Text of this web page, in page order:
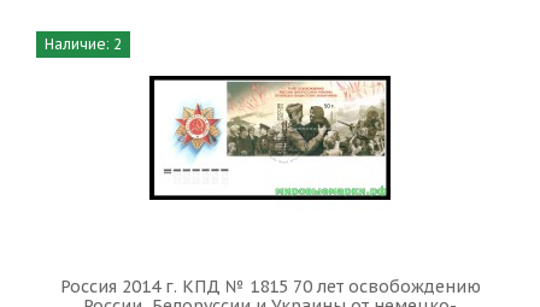
Наличие: 2
Россия 2014 г. КПД № 1815 70 лет освобождению